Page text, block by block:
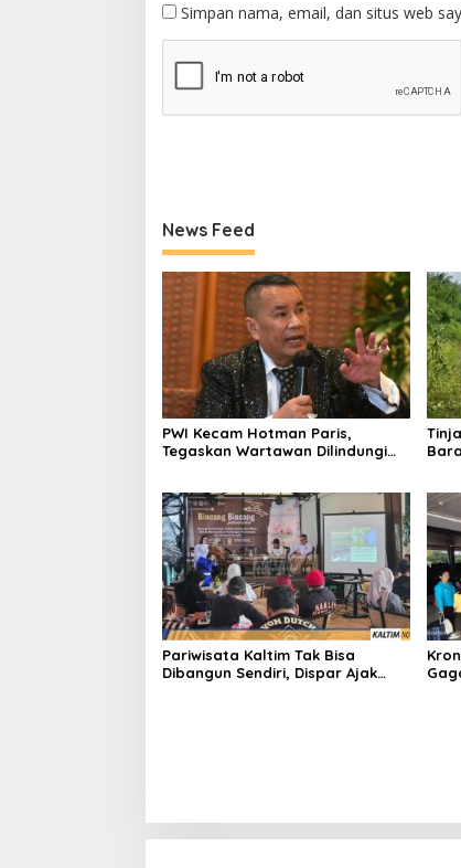
Simpan nama, email, dan situs web
News Feed
PWI Kecam Hotman Paris,
Tegaskan Wartawan Dilindungi
Pariwisata Kaltim Tak Bisa
Dibangun Sendiri, Dispar Ajak